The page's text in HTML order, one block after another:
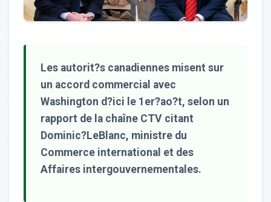
Les autorit?s canadiennes misent sur
un accord commercial avec
Washington d?ici le 1er?ao?t, selon un
rapport de la chaîne CTV citant
Dominic?LeBlanc, ministre du
Commerce international et des
Affaires intergouvernementales.